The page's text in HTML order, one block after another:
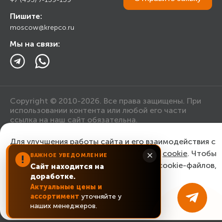
Прайс лист
Ответы на вопросы
Блог
Пишите:
moscow@krepco.ru
Мы на связи:
Copyright © 2010-2026. Все права защищены. При
использовании контента или любой его части
ссылка на наш сайт обязательна.
Политика конфиденциальности
Согласие на обработку персональных данных
! ВАЖНОЕ УВЕДОМЛЕНИЕ
Сайт находится на
доработке.
Актуальные цены и
ассортимент уточняйте у
наших менеджеров.
×
Для улучшения работы сайта и его взаимодействия с
пользователями мы используем файлы cookie. Чтобы
согласиться с нашим использованием cookie-файлов,
нажмите “Ок, понятно!”
ОК, понятно!